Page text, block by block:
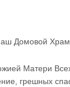
Домовой Храм.
Матери
грешных